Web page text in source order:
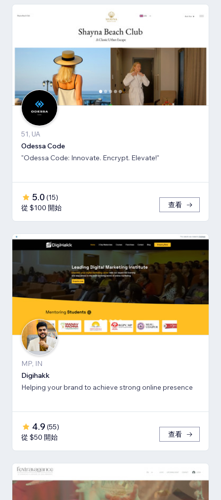
51, UA
Odessa Code
"Odessa Code: Innovate. Encrypt. Elevate!"
5.0 (15)
從 $100 開始
查看
MP, IN
Digihakk
Helping your brand to achieve strong online presence
4.9 (55)
從 $50 開始
查看